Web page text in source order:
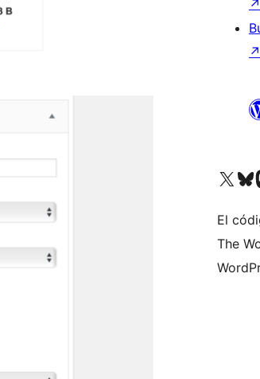
↗
↗
Visita nuestra cuenta de
Visita
El
The